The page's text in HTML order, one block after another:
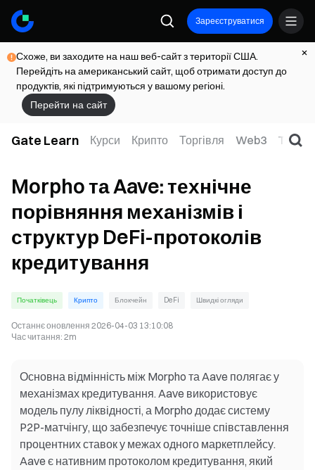
Зареєструватися
Схоже, ви заходите на наш веб-сайт з території США.
Перейдіть на американський сайт, щоб отримати доступ до
продуктів, які підтримуються у вашому регіоні.
Перейти на сайт
Gate Learn Курси Крипто Торгівля Web3 TradFi
Morpho та Aave: технічне
порівняння механізмів і
структур DeFi-протоколів
кредитування
Початківець Крипто Блокчейн DeFi Швидкі огляди
Останнє оновлення 2026-04-03 13:10:08
Час читання: 2m
Основна відмінність між Morpho та Aave полягає у
механізмах кредитування. Aave використовує
модель пулу ліквідності, а Morpho додає систему
P2P-матчінгу, що забезпечує точніше співставлення
процентних ставок у межах одного маркетплейсу.
Aave є нативним протоколом кредитування, який